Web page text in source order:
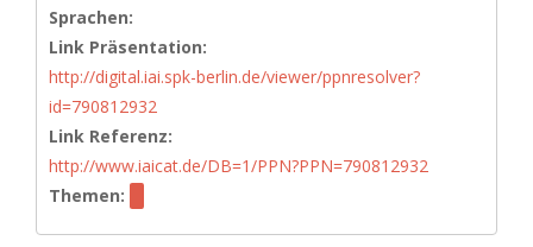
Sprachen:
Link Präsentation:
http://digital.iai.spk-berlin.de/viewer/ppnresolver?
id=790812932
Link Referenz:
http://www.iaicat.de/DB=1/PPN?PPN=790812932
Themen: